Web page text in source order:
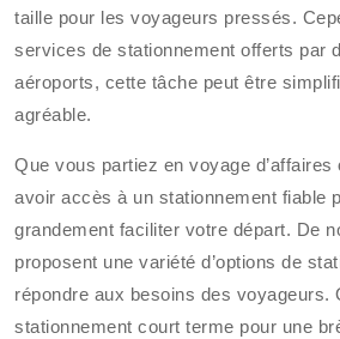
taille pour les voyageurs pressés.
services de stationnement offerts par
aéroports, cette tâche peut être
agréable.
Que vous partiez en voyage
avoir accès à un stationnement fiable
grandement faciliter votre départ. De
proposent une variété d’options de
répondre aux besoins des voyageurs.
stationnement court terme pour une